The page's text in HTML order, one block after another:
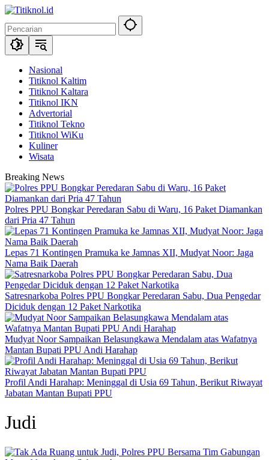
Langsung
konten
Nasional
Titiknol Kaltim
Titiknol Kaltara
Titiknol IKN
Advertorial
Titiknol Tekno
Titiknol WiKu
Kuliner
Wisata
Breaking News
Polres PPU Bongkar Peredaran Sabu di Waru, 16 Paket Diamankan
dari Pria 47 Tahun
Lepas 71 Kontingen Pramuka ke Jamnas XII, Mudyat Noor: Jaga
Nama Baik Daerah
Satresnarkoba Polres PPU Bongkar Peredaran Sabu, Dua Pengedar
Diciduk dengan 12 Paket Narkotika
Mudyat Noor Sampaikan Belasungkawa Mendalam atas Wafatnya
Mantan Bupati PPU Andi Harahap
Profil Andi Harahap: Meninggal di Usia 69 Tahun, Berikut Riwayat
Jabatan Mantan Bupati PPU
Judi